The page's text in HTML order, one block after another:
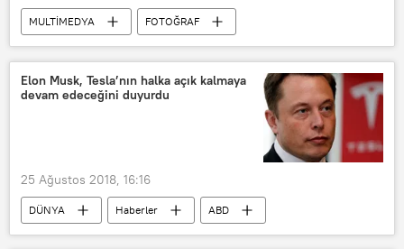
MULTİMEDYA
FOTOĞRAF
Kırıkkale
Çağatay
Trafik
İHA
Elon Musk, Tesla’nın halka açık kalmaya
devam edeceğini duyurdu
25 Ağustos 2018, 16:16
DÜNYA Haberler
ABD
Elon Musk
Tesla